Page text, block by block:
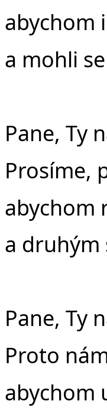
abychom
a mohli
Pane, Ty
Prosíme,
abychom
a druhým
Pane, Ty
Proto
abychom